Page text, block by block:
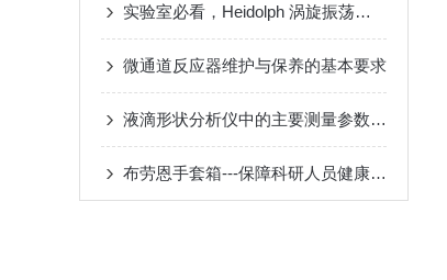
实验室必看，Heidolph 涡旋振荡器的操作方法！
微通道反应器维护与保养的基本要求
液滴形状分析仪中的主要测量参数有哪些？
布劳恩手套箱---保障科研人员健康与安全的必备工具